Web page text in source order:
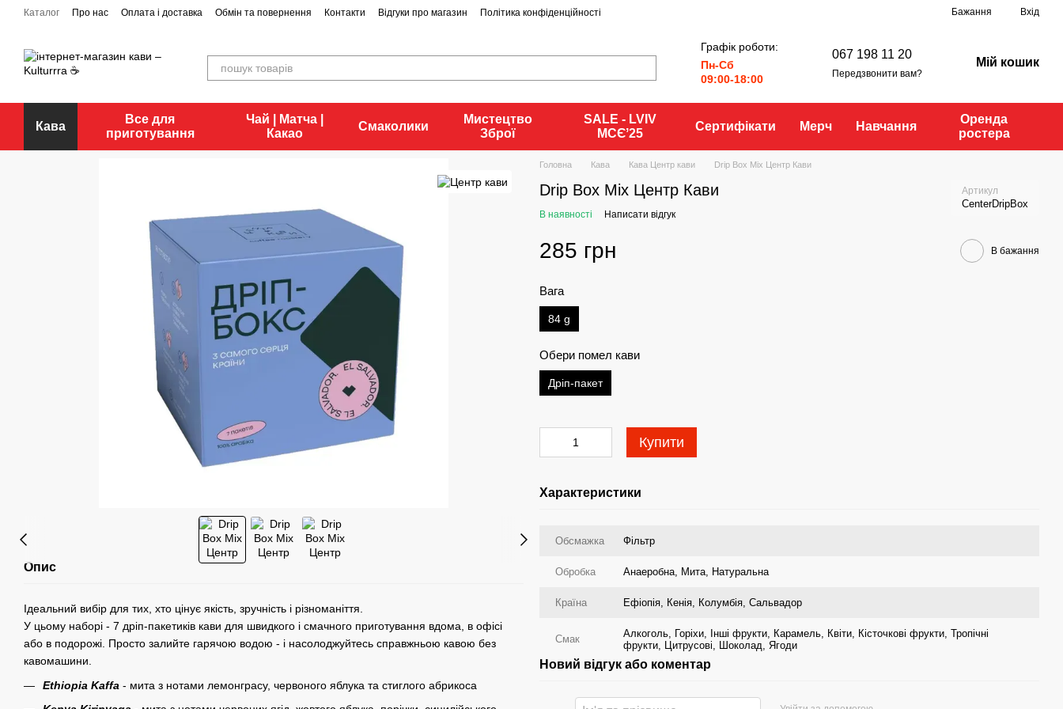
Перейти до основного контенту
Каталог Про нас Оплата і доставка Обмін та повернення Контакти Відгуки про магазин Політика конфіденційності Бажання Вхід
Графік роботи:
Пн-Сб
09:00-18:00
067 198 11 20
Передзвонити вам?
Мій кошик
Кава
Все для
приготування
Чай | Матча |
Какао
Смаколики
Мистецтво
Зброї
SALE - LVIV
MCЄʼ25
Сертифікати Мерч Навчання
Оренда
ростера
Опис
Ідеальний вибір для тих, хто цінує якість, зручність і різноманіття.
У цьому наборі - 7 дріп-пакетиків кави для швидкого і смачного приготування вдома, в офісі
або в подорожі. Просто залийте гарячою водою - і насолоджуйтесь справжньою кавою без
кавомашини.
Ethiopia Kaffa - мита з нотами лемонграсу, червоного яблука та стиглого абрикоса
Головна Кава Кава Центр кави Drip Box Mix Центр Кави
Drip Box Mix Центр Кави Артикул
CenterDripBox
В наявності Написати відгук
285 грн В бажання
Вага
84 g
Обери помел кави
Дріп-пакет
Купити
Характеристики
Обсмажка Фільтр
Обробка Анаеробна, Мита, Натуральна
Країна Ефіопія, Кенія, Колумбія, Сальвадор
Смак Алкоголь, Горіхи, Інші фрукти, Карамель, Квіти, Кісточкові фрукти, Тропічні
фрукти, Цитрусові, Шоколад, Ягоди
Новий відгук або коментар